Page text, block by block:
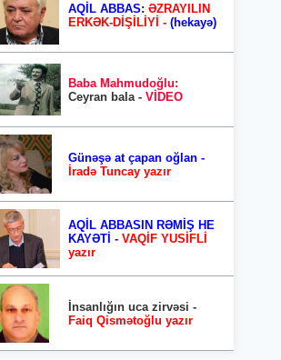
AQİL ABBAS: ƏZRAYILIN
ERKƏK-DİŞİLİYİ - (hekayə)
Baba Mahmudoğlu:
Ceyran bala - VİDEO
Günəşə at çapan oğlan -
İradə Tuncay yazır
AQİL ABBASIN RƏMİŞ HE
KAYƏTİ - VAQİF YUSİFLİ
yazır
İnsanlığın uca zirvəsi -
Faiq Qismətoğlu yazır